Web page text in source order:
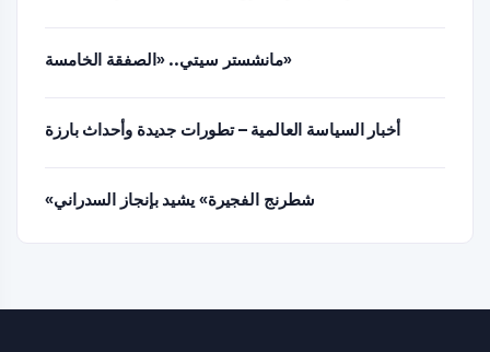
مانشستر سيتي.. «الصفقة الخامسة»
أخبار السياسة العالمية – تطورات جديدة وأحداث بارزة
«شطرنج الفجيرة» يشيد بإنجاز السدراني